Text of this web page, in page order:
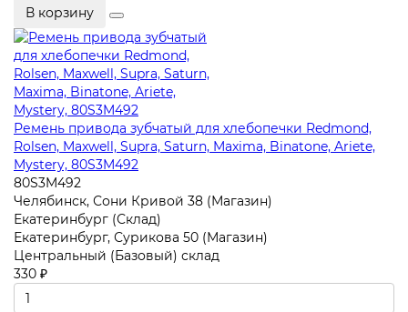
В корзину
Ремень привода зубчатый для хлебопечки Redmond,
Rolsen, Maxwell, Supra, Saturn, Maxima, Binatone, Ariete,
Mystery, 80S3M492
80S3M492
Челябинск, Сони Кривой 38 (Магазин)
Екатеринбург (Склад)
Екатеринбург, Сурикова 50 (Магазин)
Центральный (Базовый) склад
330 ₽